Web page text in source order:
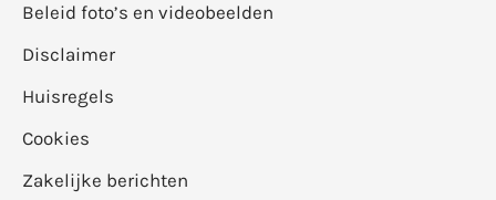
Beleid foto’s en videobeelden
Disclaimer
Huisregels
Cookies
Zakelijke berichten